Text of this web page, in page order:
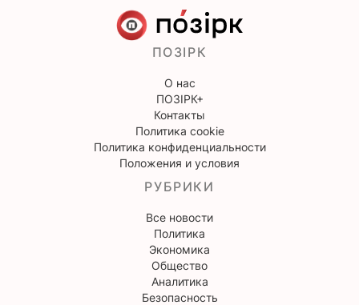
ПОЗІРК
О нас
ПОЗІРК+
Контакты
Политика cookie
Политика конфиденциальности
Положения и условия
РУБРИКИ
Все новости
Политика
Экономика
Общество
Аналитика
Безопасность